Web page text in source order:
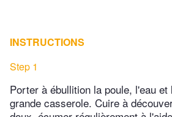
INSTRUCTIONS
Step 1
Porter à ébullition la poule, l'eau
grande casserole. Cuire à